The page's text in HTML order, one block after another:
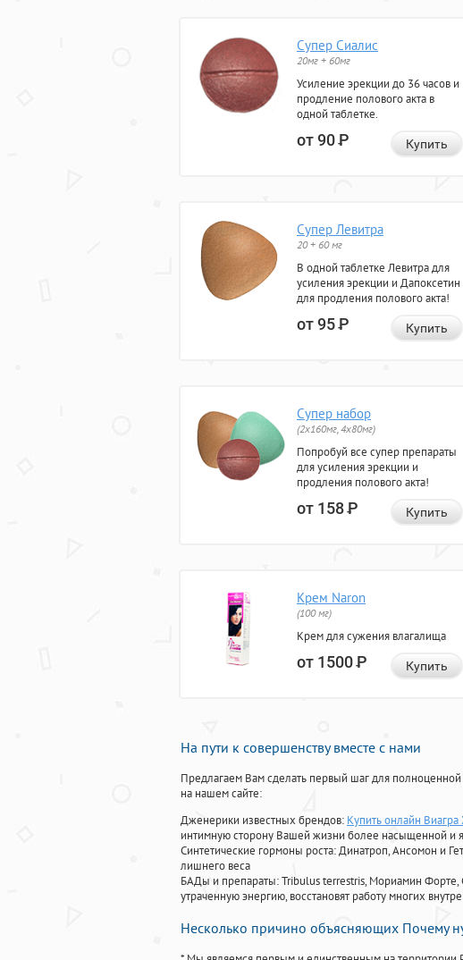
Супер Сиалис
20мг + 60мг
Усиление эрекции до 36 часов и
продление полового акта в
одной таблетке.
от 90Р Купить
Супер Левитра
20 + 60 мг
В одной таблетке Левитра для
усиления эрекции и Дапоксетин
для продления полового акта!
от 95Р Купить
Супер набор
(2х160мг, 4х80мг)
Попробуй все супер препараты
для усиления эрекции и
продления полового акта!
от 158Р Купить
Крем Naron
(100 мг)
Крем для сужения влагалища
от 1500Р Купить
На пути к совершенству вместе с нами
Предлагаем Вам сделать первый шаг для
на нашем сайте:
Дженерики известных брендов: Купить онлайн
интимную сторону Вашей жизни более насыщенной и
Синтетические гормоны роста: Динатроп, Ансомон и
лишнего веса
БАДы и препараты:Tribulus terrestris, Мориамин Форте,
утраченную энергию, восстановят работу многих
Несколько причино объясняющих Почему